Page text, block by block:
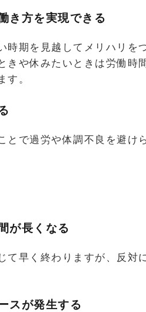
方を実現できる
時期を見越してメリハリを
きや休みたいときは労働時
す。
とで過労や体調不良を避け
が長くなる
て早く終わりますが、反対
スが発生する